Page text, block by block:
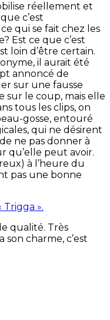
réellement et
c’est
qui se fait chez les
Est ce que c’est
loin d’être certain.
il aurait été
annoncé de
sur une fausse
le coup, mais elle
tous les clips, on
gosse, entouré
qui ne désirent
ne pas donner à
qu’elle peut avoir.
à l’heure du
pas une bonne
Trigga ».
qualité. Très
son charme, c’est